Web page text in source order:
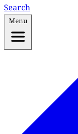
Search
Menu